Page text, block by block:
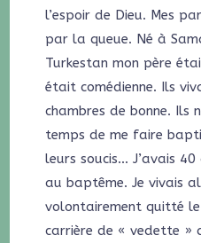
l’espoir de Dieu. Mes
par la queue. Né à
Turkestan mon père
était comédienne. Ils
chambres de bonne. Ils
temps de me faire
leurs soucis… J’avais 40
au baptême. Je vivais
volontairement quitté
carrière de « vedette »